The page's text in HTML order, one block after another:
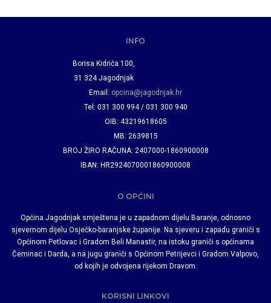
INFO
Borisa Kidriča 100,
31 324 Jagodnjak
Email: opcina@jagodnjak.hr
Tel: 031 300 994 / 031 300 940
OIB: 43219618605
MB: 2639815
BROJ ŽIRO RAČUNA: 2407000-1860900008
IBAN: HR2924070001860900008
O OPĆINI
Općina Jagodnjak smještena je u zapadnom dijelu Baranje, odnosno
sjevernom dijelu Osječko-baranjske županije. Na sjeveru i zapadu graniči s
Općinom Petlovac i Gradom Beli Manastir, na istoku graniči s općinama
Čeminac i Darda, a na jugu graniči s Općinom Petrijevci i Gradom Valpovo,
od kojih je odvojena rijekom Dravom.
KORISNI LINKOVI